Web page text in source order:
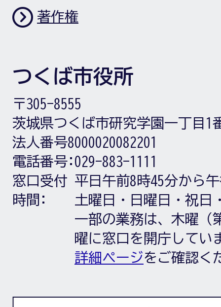
著作権
つくば市役所
〒305-8555
茨城県つくば市研究学園一丁目1
法人番号8000020082201
電話番号: 029-883-1111
窓口受付
時間:
平日午前8時45分から
土曜日・日曜日・祝日
一部の業務は、木曜（
曜に窓口を開庁してい
詳細ページをご確認く